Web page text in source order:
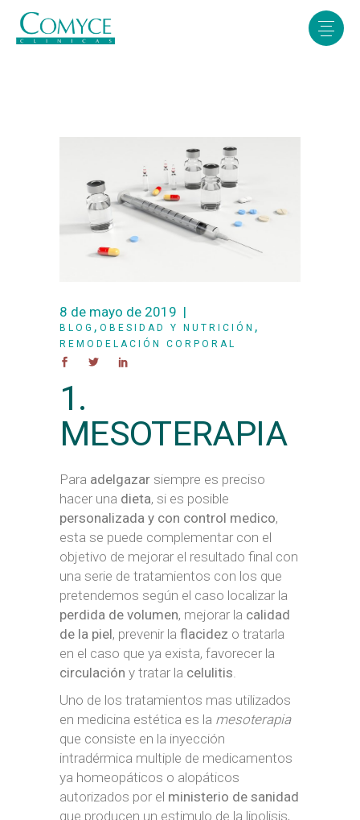
8 de mayo de 2019
BLOG , OBESIDAD Y NUTRICIÓN ,
REMODELACIÓN CORPORAL
1.
MESOTERAPIA
Para adelgazar siempre es preciso
hacer una dieta, si es posible
personalizada y con control medico,
esta se puede complementar con el
objetivo de mejorar el resultado final con
una serie de tratamientos con los que
pretendemos según el caso localizar la
perdida de volumen, mejorar la calidad
de la piel, prevenir la flacidez o tratarla
en el caso que ya exista, favorecer la
circulación y tratar la celulitis.
Uno de los tratamientos mas utilizados
en medicina estética es la mesoterapia
que consiste en la inyección
intradérmica multiple de medicamentos
ya homeopáticos o alopáticos
autorizados por el ministerio de sanidad
que producen un estimulo de la lipolisis,